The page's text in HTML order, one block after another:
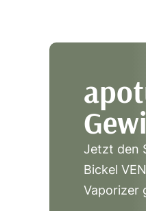
Jetzt den
Bickel
Vaporizer